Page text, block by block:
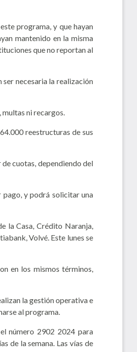
programa, y que hayan
mantenido en la misma
que no reportan al
ser necesaria la realización
ni recargos.
reestructuras de sus
cuotas, dependiendo del
pago, y podrá solicitar una
la Casa, Crédito Naranja,
Volvé. Este lunes se
en los mismos términos,
la gestión operativa e
al programa.
número 2902 2024 para
de la semana. Las vías de